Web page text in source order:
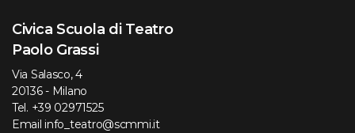
Civica Scuola di Teatro
Paolo Grassi
Via Salasco, 4
20136 - Milano
Tel. +39 02971525
Email info_teatro@scmmi.it